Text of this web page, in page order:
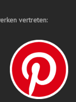
vertreten: